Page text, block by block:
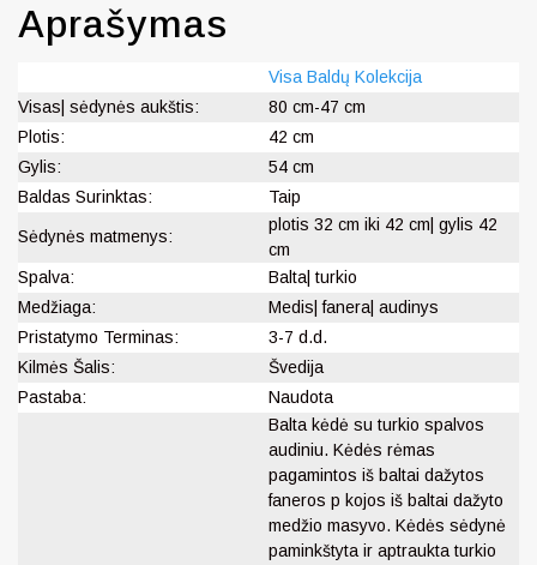
Aprašymas
Visa Baldų Kolekcija
Visas| sėdynės aukštis:
80 cm-47 cm
Plotis:
42 cm
Gylis:
54 cm
Baldas Surinktas:
Taip
Sėdynės matmenys:
plotis 32 cm iki 42 cm| gylis 42
cm
Spalva:
Balta| turkio
Medžiaga:
Medis| fanera| audinys
Pristatymo Terminas:
3-7 d.d.
Kilmės Šalis:
Švedija
Pastaba:
Naudota
Balta kėdė su turkio spalvos
audiniu. Kėdės rėmas
pagamintos iš baltai dažytos
faneros p kojos iš baltai dažyto
medžio masyvo. Kėdės sėdynė
paminkštyta ir aptraukta turkio